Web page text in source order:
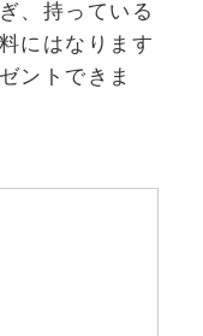
、持っている
にはなります
ントできま